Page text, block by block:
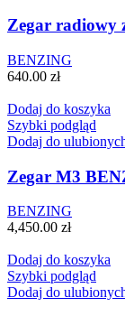
Zegar radiowy
BENZING
640.00 zł
Dodaj do koszyka
Szybki podgląd
Dodaj do
Zegar M3
BENZING
4,450.00 zł
Dodaj do koszyka
Szybki podgląd
Dodaj do